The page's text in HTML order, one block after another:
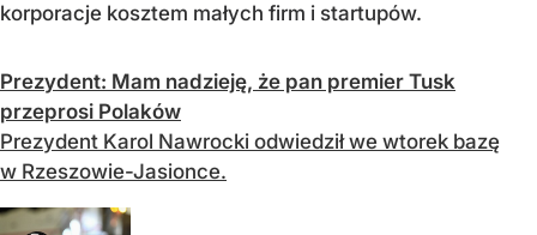
korporacje kosztem małych firm i startupów.
Prezydent: Mam nadzieję, że pan premier Tusk
przeprosi Polaków
Prezydent Karol Nawrocki odwiedził we wtorek bazę
w Rzeszowie-Jasionce.